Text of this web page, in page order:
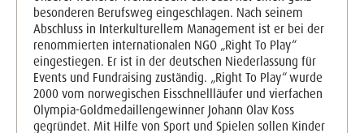
besonderen Berufsweg eingeschlagen. Nach seinem
Abschluss in Interkulturellem Management ist er bei der
renommierten internationalen NGO „Right To Play“
eingestiegen. Er ist in der deutschen Niederlassung für
Events und Fundraising zuständig. „Right To Play“ wurde
2000 vom norwegischen Eisschnellläufer und vierfachen
Olympia-Goldmedaillengewinner Johann Olav Koss
gegründet. Mit Hilfe von Sport und Spielen sollen Kinder